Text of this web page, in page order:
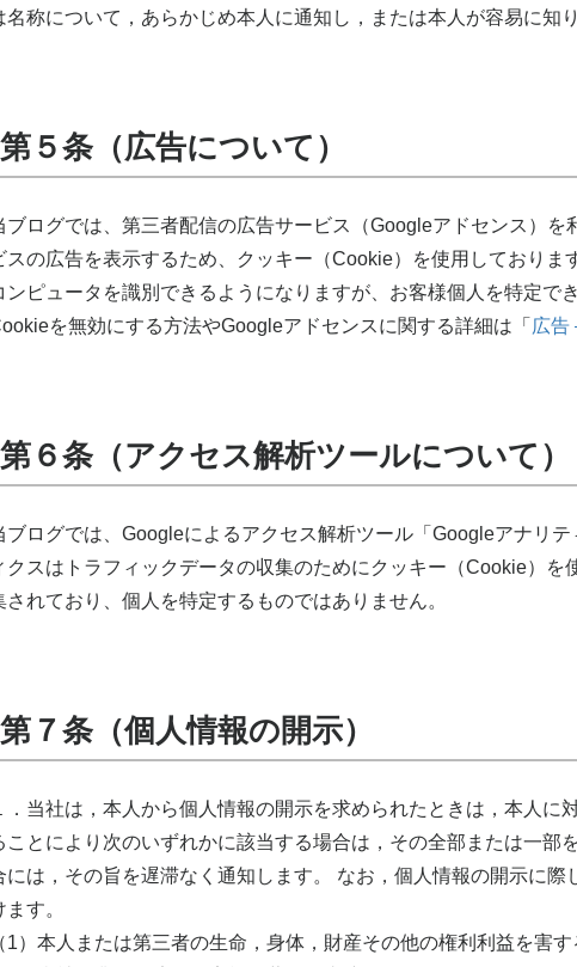
名称について，あらかじめ本人に通知し，または本人が容易に知
第５条（広告について）
ブログでは、第三者配信の広告サービス（Googleアドセンス）
スの広告を表示するため、クッキー（Cookie）を使用しており
ンピュータを識別できるようになりますが、お客様個人を特定で
を無効にする方法やGoogleアドセンスに関する詳細は「 広告
第６条（アクセス解析ツールについて）
ブログでは、Googleによるアクセス解析ツール「Googleアナリ
クスはトラフィックデータの収集のためにクッキー（Cookie）
されており、個人を特定するものではありません。
第７条（個人情報の開示）
．当社は，本人から個人情報の開示を求められたときは，本人に
ことにより次のいずれかに該当する場合は，その全部または一部
には，その旨を遅滞なく通知します。 なお，個人情報の開示に
ます。
1）本人または第三者の生命，身体，財産その他の権利利益を害